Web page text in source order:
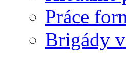
Práce
Brigády